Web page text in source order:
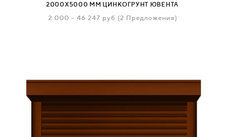
2000Х5000 ММ ЦИНКОГРУНТ ЮВЕНТА
2 000 - 46 247 руб (2 Предложения)